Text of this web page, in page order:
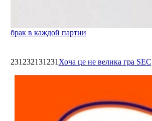
брак в каждой партии
231232131231 Хоча це не велика гра